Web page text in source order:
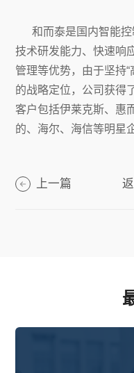
和而泰是国内智能控
技术研发能力、快速响
管理等优势，由于坚持
的战略定位，公司获得
客户包括伊莱克斯、惠
的、海尔、海信等明星
上一篇